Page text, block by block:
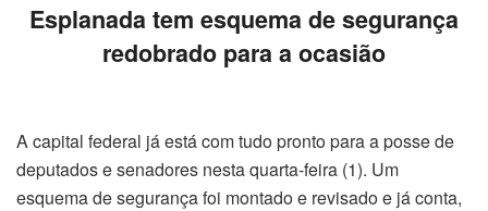
Esplanada tem esquema de segurança
redobrado para a ocasião
A capital federal já está com tudo pronto para a posse de
deputados e senadores nesta quarta-feira (1). Um
esquema de segurança foi montado e revisado e já conta,